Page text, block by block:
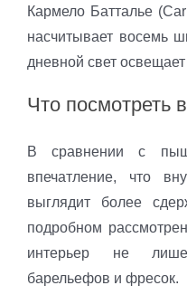
Кармело Батталье
насчитывает восемь
дневной свет
Что посмотреть
В сравнении с
впечатление, что
выглядит более
подробном
интерьер не
барельефов и фресок.